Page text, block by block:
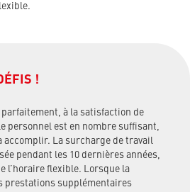
!
à la satisfaction de
personnel est en nombre suffisant,
accomplir. La surcharge de travail
pendant les 10 dernières années,
l’horaire flexible. Lorsque la
prestations supplémentaires